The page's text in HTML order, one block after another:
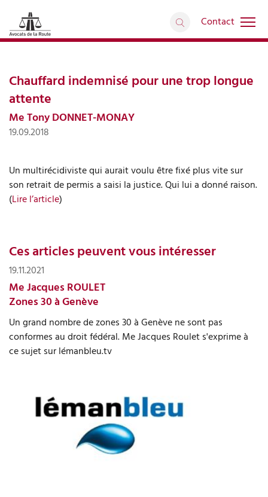
Contact
Interventions médiatiques
retour
Chauffard indemnisé pour une trop longue
attente
Me Tony DONNET-MONAY
19.09.2018
Un multirécidiviste qui aurait voulu être fixé plus vite sur
son retrait de permis a saisi la justice. Qui lui a donné raison.
(Lire l’article)
Ces articles peuvent vous intéresser
19.11.2021
Me Jacques ROULET
Zones 30 à Genève
Un grand nombre de zones 30 à Genève ne sont pas
conformes au droit fédéral. Me Jacques Roulet s'exprime à
ce sujet sur lémanbleu.tv